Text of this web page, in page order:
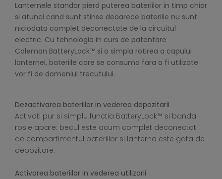
Lanternele standar pierd puterea bateriilor in timp chiar
si atunci cand sunt stinse deoarece bateriile nu sunt
niciodata complet deconectate de la circuitul
electric. Cu tehnologia in curs de patentare
Coleman BatteryLock™ si o simpla rotirea a capului
lanternei, bateriile care se consuma fara a fi utilizate
vor fi de domeniul trecutului.
Dezactivarea bateriilor in vederea depozitarii
Activati pur si simplu functia BatteryLock™ si banda
rosie apare: becul este acum complet deconectat
de compartimentul bateriilor si lanterna este gata de
depozitare.
Activarea bateriilor in vederea utilizarii